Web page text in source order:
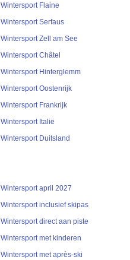
Wintersport Flaine
Wintersport Serfaus
Wintersport Zell am See
Wintersport Châtel
Wintersport Hinterglemm
Wintersport Oostenrijk
Wintersport Frankrijk
Wintersport Italië
Wintersport Duitsland
Wintersport april 2027
Wintersport inclusief skipas
Wintersport direct aan piste
Wintersport met kinderen
Wintersport met après-ski